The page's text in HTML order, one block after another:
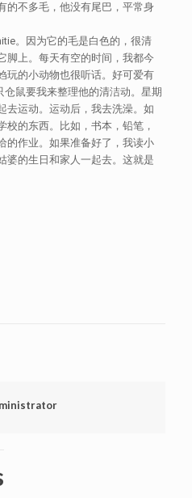
的不多毛，他没有尾巴，平常身
。因为它的毛是白色的，很清
脚上。每天有空的时间，我都今
玩的小动物也很听话。好可爱有
仓鼠要我来整理他的清洁动。星期
去运动。运动后，我去洗澡。如
校的东西。比如，书本，铅笔，
的作业。如果准备好了，我读小
婆的生日和家人一起去。这就是